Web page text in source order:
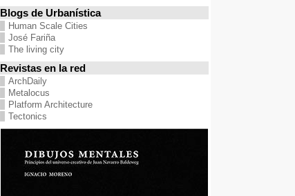
Blogs de Urbanística
Human Scale Cities
José Fariña
The living city
Revistas en la red
ArchDaily
Metalocus
Platform Architecture
Tectonics